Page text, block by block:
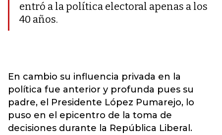
entró a la política electoral apenas a los
40 años.
En cambio su influencia privada en la
política fue anterior y profunda pues su
padre, el Presidente López Pumarejo, lo
puso en el epicentro de la toma de
decisiones durante la República Liberal.